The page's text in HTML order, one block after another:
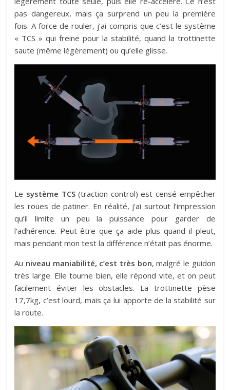
pas dangereux, mais ça surprend un peu la première
fois. A force de rouler, j’ai compris que c’est le système
« TCS » qui freine pour la stabilité, quand la trottinette
saute (même légèrement) ou qu’elle glisse.
Le système TCS(traction control) est censé empêcher
les roues de patiner. En réalité, j’ai surtout l’impression
qu’il limite un peu la puissance pour garder de
l’adhérence. Peut-être que ça aide plus quand il pleut,
mais pendant mon test la différence n’était pas énorme.
Au niveau maniabilité, c’est très bon, malgré le guidon
très large. Elle tourne bien, elle répond vite, et on peut
facilement éviter les obstacles. La trottinette pèse
17,7kg, c’est lourd, mais ça lui apporte de la stabilité sur
la route.